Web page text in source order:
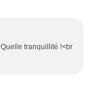
tranquillité !<br